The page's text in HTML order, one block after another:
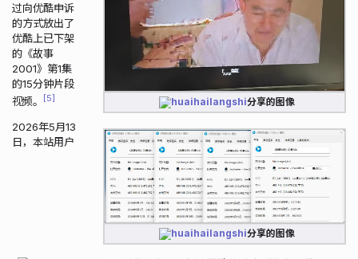
huaihailangshi分享的图像
huaihailangshi分享的图像
过向优酷申诉
的方式放出了
优酷上已下架
的《故事
2001》第1集
的15分钟片段
视频。
5
2026年5月13
日，本站用户